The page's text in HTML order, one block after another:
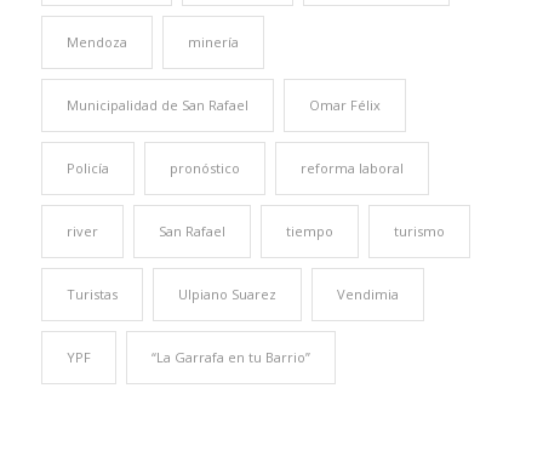
Mendoza minería
Municipalidad de San Rafael Omar Félix
Policía pronóstico reforma laboral
river San Rafael tiempo turismo
Turistas Ulpiano Suarez Vendimia
YPF “La Garrafa en tu Barrio”